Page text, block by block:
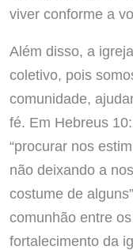
viver conforme a
Além disso, a
coletivo, pois
comunidade,
fé. Em Hebreus
“procurar nos
não deixando a
costume de
comunhão entre
fortalecimento da